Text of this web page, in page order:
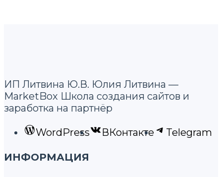
ИП Литвина Ю.В. Юлия Литвина —
MarketBox Школа создания сайтов и
заработка на партнёр
WordPress ВКонтакте Telegram
ИНФОРМАЦИЯ